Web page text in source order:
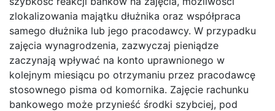
zlokalizowania majątku dłużnika oraz współpraca
samego dłużnika lub jego pracodawcy. W przypadku
zajęcia wynagrodzenia, zazwyczaj pieniądze
zaczynają wpływać na konto uprawnionego w
kolejnym miesiącu po otrzymaniu przez pracodawcę
stosownego pisma od komornika. Zajęcie rachunku
bankowego może przynieść środki szybciej, pod